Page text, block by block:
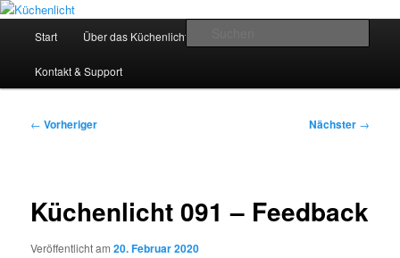
Zum
springenKüchenlicht
Der Mitkochpodcast
Start Über das Küchenlicht
Kontakt & Support
Beitragsnavigation
← Vorheriger Nächster →
Küchenlicht 091 – Feedback
Veröffentlicht am20. Februar 2020